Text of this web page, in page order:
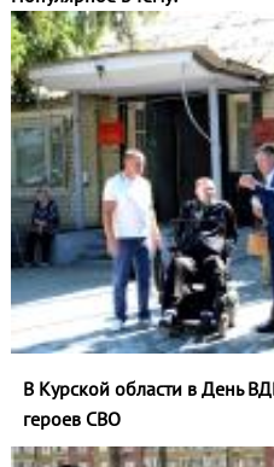
В Курской области в День
героев СВО